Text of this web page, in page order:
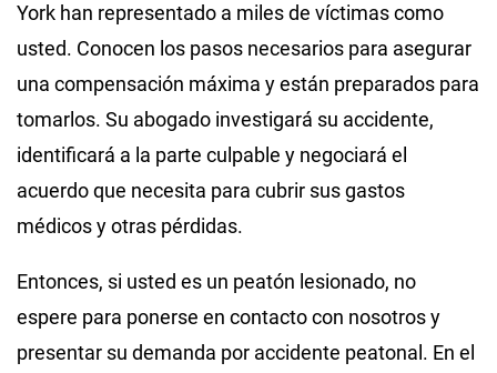
York han representado a miles de víctimas como
usted. Conocen los pasos necesarios para asegurar
una compensación máxima y están preparados para
tomarlos. Su abogado investigará su accidente,
identificará a la parte culpable y negociará el
acuerdo que necesita para cubrir sus gastos
médicos y otras pérdidas.
Entonces, si usted es un peatón lesionado, no
espere para ponerse en contacto con nosotros y
presentar su demanda por accidente peatonal. En el